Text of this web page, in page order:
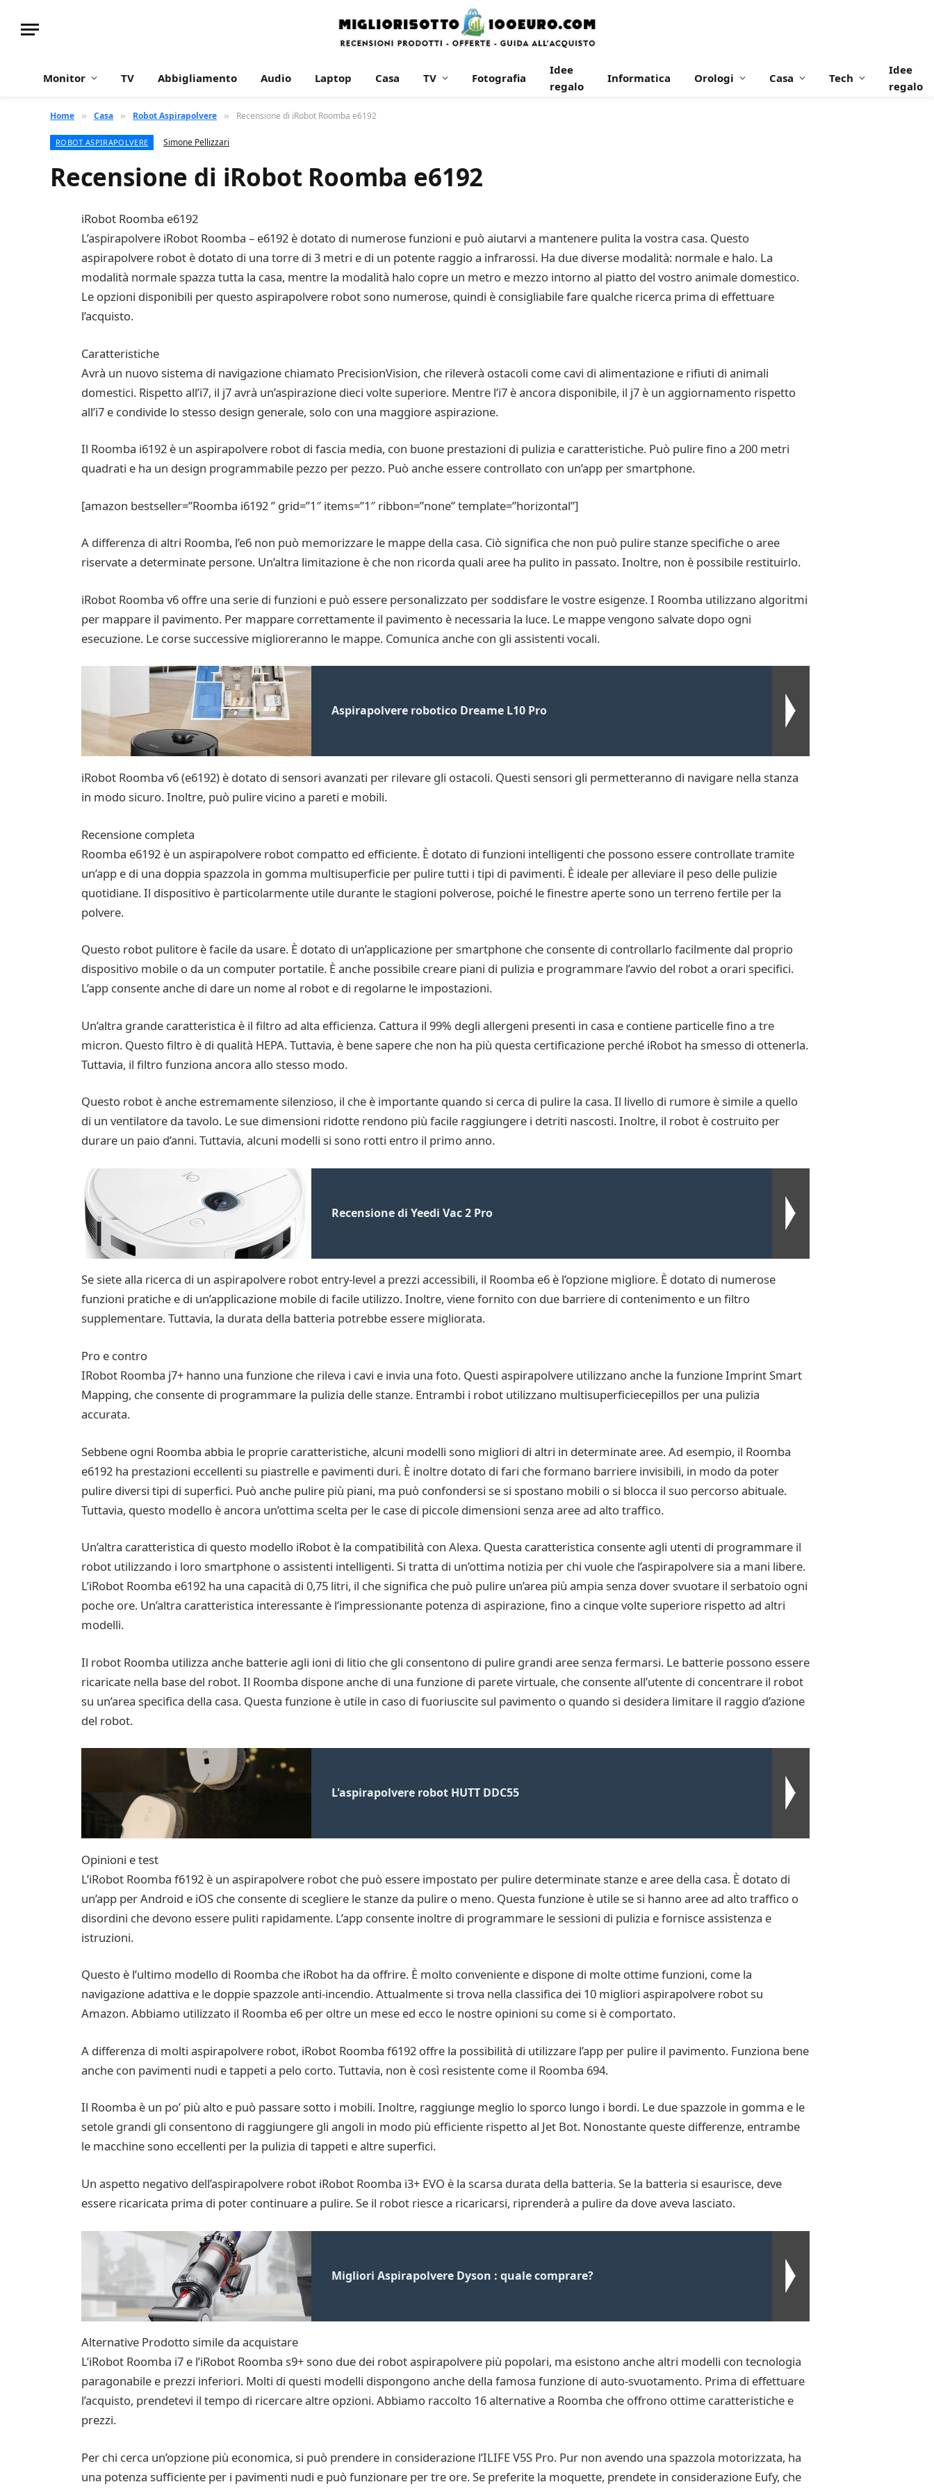
Monitor TV Abbigliamento Audio Laptop Casa TV Fotografia
Idee
regalo
Informatica Orologi Casa Tech
Idee
regalo
Home » Casa » Robot Aspirapolvere » Recensione di iRobot Roomba e6192
ROBOT ASPIRAPOLVERE Simone Pellizzari
Recensione di iRobot Roomba e6192
iRobot Roomba e6192
L’aspirapolvere iRobot Roomba – e6192 è dotato di numerose funzioni e può aiutarvi a mantenere pulita la vostra casa. Questo
aspirapolvere robot è dotato di una torre di 3 metri e di un potente raggio a infrarossi. Ha due diverse modalità: normale e halo. La
modalità normale spazza tutta la casa, mentre la modalità halo copre un metro e mezzo intorno al piatto del vostro animale domestico.
Le opzioni disponibili per questo aspirapolvere robot sono numerose, quindi è consigliabile fare qualche ricerca prima di effettuare
l’acquisto.
Caratteristiche
Avrà un nuovo sistema di navigazione chiamato PrecisionVision, che rileverà ostacoli come cavi di alimentazione e rifiuti di animali
domestici. Rispetto all’i7, il j7 avrà un’aspirazione dieci volte superiore. Mentre l’i7 è ancora disponibile, il j7 è un aggiornamento rispetto
all’i7 e condivide lo stesso design generale, solo con una maggiore aspirazione.
Il Roomba i6192 è un aspirapolvere robot di fascia media, con buone prestazioni di pulizia e caratteristiche. Può pulire fino a 200 metri
quadrati e ha un design programmabile pezzo per pezzo. Può anche essere controllato con un’app per smartphone.
[amazon bestseller=”Roomba i6192 ” grid=”1″ items=”1″ ribbon=”none” template=”horizontal”]
A differenza di altri Roomba, l’e6 non può memorizzare le mappe della casa. Ciò significa che non può pulire stanze specifiche o aree
riservate a determinate persone. Un’altra limitazione è che non ricorda quali aree ha pulito in passato. Inoltre, non è possibile restituirlo.
iRobot Roomba v6 offre una serie di funzioni e può essere personalizzato per soddisfare le vostre esigenze. I Roomba utilizzano algoritmi
per mappare il pavimento. Per mappare correttamente il pavimento è necessaria la luce. Le mappe vengono salvate dopo ogni
esecuzione. Le corse successive miglioreranno le mappe. Comunica anche con gli assistenti vocali.
Aspirapolvere robotico Dreame L10 Pro
iRobot Roomba v6 (e6192) è dotato di sensori avanzati per rilevare gli ostacoli. Questi sensori gli permetteranno di navigare nella stanza
in modo sicuro. Inoltre, può pulire vicino a pareti e mobili.
Recensione completa
Roomba e6192 è un aspirapolvere robot compatto ed efficiente. È dotato di funzioni intelligenti che possono essere controllate tramite
un’app e di una doppia spazzola in gomma multisuperficie per pulire tutti i tipi di pavimenti. È ideale per alleviare il peso delle pulizie
quotidiane. Il dispositivo è particolarmente utile durante le stagioni polverose, poiché le finestre aperte sono un terreno fertile per la
polvere.
Questo robot pulitore è facile da usare. È dotato di un’applicazione per smartphone che consente di controllarlo facilmente dal proprio
dispositivo mobile o da un computer portatile. È anche possibile creare piani di pulizia e programmare l’avvio del robot a orari specifici.
L’app consente anche di dare un nome al robot e di regolarne le impostazioni.
Un’altra grande caratteristica è il filtro ad alta efficienza. Cattura il 99% degli allergeni presenti in casa e contiene particelle fino a tre
micron. Questo filtro è di qualità HEPA. Tuttavia, è bene sapere che non ha più questa certificazione perché iRobot ha smesso di ottenerla.
Tuttavia, il filtro funziona ancora allo stesso modo.
Questo robot è anche estremamente silenzioso, il che è importante quando si cerca di pulire la casa. Il livello di rumore è simile a quello
di un ventilatore da tavolo. Le sue dimensioni ridotte rendono più facile raggiungere i detriti nascosti. Inoltre, il robot è costruito per
durare un paio d’anni. Tuttavia, alcuni modelli si sono rotti entro il primo anno.
Recensione di Yeedi Vac 2 Pro
Se siete alla ricerca di un aspirapolvere robot entry-level a prezzi accessibili, il Roomba e6 è l’opzione migliore. È dotato di numerose
funzioni pratiche e di un’applicazione mobile di facile utilizzo. Inoltre, viene fornito con due barriere di contenimento e un filtro
supplementare. Tuttavia, la durata della batteria potrebbe essere migliorata.
Pro e contro
IRobot Roomba j7+ hanno una funzione che rileva i cavi e invia una foto. Questi aspirapolvere utilizzano anche la funzione Imprint Smart
Mapping, che consente di programmare la pulizia delle stanze. Entrambi i robot utilizzano multisuperficiecepillos per una pulizia
accurata.
Sebbene ogni Roomba abbia le proprie caratteristiche, alcuni modelli sono migliori di altri in determinate aree. Ad esempio, il Roomba
e6192 ha prestazioni eccellenti su piastrelle e pavimenti duri. È inoltre dotato di fari che formano barriere invisibili, in modo da poter
pulire diversi tipi di superfici. Può anche pulire più piani, ma può confondersi se si spostano mobili o si blocca il suo percorso abituale.
Tuttavia, questo modello è ancora un’ottima scelta per le case di piccole dimensioni senza aree ad alto traffico.
Un’altra caratteristica di questo modello iRobot è la compatibilità con Alexa. Questa caratteristica consente agli utenti di programmare il
robot utilizzando i loro smartphone o assistenti intelligenti. Si tratta di un’ottima notizia per chi vuole che l’aspirapolvere sia a mani libere.
L’iRobot Roomba e6192 ha una capacità di 0,75 litri, il che significa che può pulire un’area più ampia senza dover svuotare il serbatoio ogni
poche ore. Un’altra caratteristica interessante è l’impressionante potenza di aspirazione, fino a cinque volte superiore rispetto ad altri
modelli.
Il robot Roomba utilizza anche batterie agli ioni di litio che gli consentono di pulire grandi aree senza fermarsi. Le batterie possono essere
ricaricate nella base del robot. Il Roomba dispone anche di una funzione di parete virtuale, che consente all’utente di concentrare il robot
su un’area specifica della casa. Questa funzione è utile in caso di fuoriuscite sul pavimento o quando si desidera limitare il raggio d’azione
del robot.
L'aspirapolvere robot HUTT DDC55
Opinioni e test
L’iRobot Roomba f6192 è un aspirapolvere robot che può essere impostato per pulire determinate stanze e aree della casa. È dotato di
un’app per Android e iOS che consente di scegliere le stanze da pulire o meno. Questa funzione è utile se si hanno aree ad alto traffico o
disordini che devono essere puliti rapidamente. L’app consente inoltre di programmare le sessioni di pulizia e fornisce assistenza e
istruzioni.
Questo è l’ultimo modello di Roomba che iRobot ha da offrire. È molto conveniente e dispone di molte ottime funzioni, come la
navigazione adattiva e le doppie spazzole anti-incendio. Attualmente si trova nella classifica dei 10 migliori aspirapolvere robot su
Amazon. Abbiamo utilizzato il Roomba e6 per oltre un mese ed ecco le nostre opinioni su come si è comportato.
A differenza di molti aspirapolvere robot, iRobot Roomba f6192 offre la possibilità di utilizzare l’app per pulire il pavimento. Funziona bene
anche con pavimenti nudi e tappeti a pelo corto. Tuttavia, non è così resistente come il Roomba 694.
Il Roomba è un po’ più alto e può passare sotto i mobili. Inoltre, raggiunge meglio lo sporco lungo i bordi. Le due spazzole in gomma e le
setole grandi gli consentono di raggiungere gli angoli in modo più efficiente rispetto al Jet Bot. Nonostante queste differenze, entrambe
le macchine sono eccellenti per la pulizia di tappeti e altre superfici.
Un aspetto negativo dell’aspirapolvere robot iRobot Roomba i3+ EVO è la scarsa durata della batteria. Se la batteria si esaurisce, deve
essere ricaricata prima di poter continuare a pulire. Se il robot riesce a ricaricarsi, riprenderà a pulire da dove aveva lasciato.
Migliori Aspirapolvere Dyson : quale comprare?
Alternative Prodotto simile da acquistare
L’iRobot Roomba i7 e l’iRobot Roomba s9+ sono due dei robot aspirapolvere più popolari, ma esistono anche altri modelli con tecnologia
paragonabile e prezzi inferiori. Molti di questi modelli dispongono anche della famosa funzione di auto-svuotamento. Prima di effettuare
l’acquisto, prendetevi il tempo di ricercare altre opzioni. Abbiamo raccolto 16 alternative a Roomba che offrono ottime caratteristiche e
prezzi.
Per chi cerca un’opzione più economica, si può prendere in considerazione l’ILIFE V5S Pro. Pur non avendo una spazzola motorizzata, ha
una potenza sufficiente per i pavimenti nudi e può funzionare per tre ore. Se preferite la moquette, prendete in considerazione Eufy, che